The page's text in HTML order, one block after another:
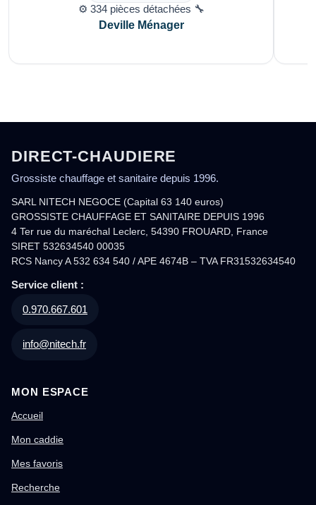
⚙️ 334 pièces détachées 🔧
Deville Ménager
DIRECT-CHAUDIERE
Grossiste chauffage et sanitaire depuis 1996.
SARL NITECH NEGOCE (Capital 63 140 euros)
GROSSISTE CHAUFFAGE ET SANITAIRE DEPUIS 1996
4 Ter rue du maréchal Leclerc, 54390 FROUARD, France
SIRET 532634540 00035
RCS Nancy A 532 634 540 / APE 4674B – TVA FR31532634540
Service client :
0.970.667.601
info@nitech.fr
MON ESPACE
Accueil
Mon caddie
Mes favoris
Recherche